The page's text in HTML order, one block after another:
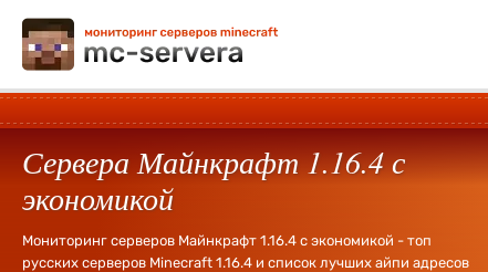
Сервера Майнкрафт 1.16.4 с
экономикой
Мониторинг серверов Майнкрафт 1.16.4 с экономикой - топ
русских серверов Minecraft 1.16.4 и список лучших айпи адресов